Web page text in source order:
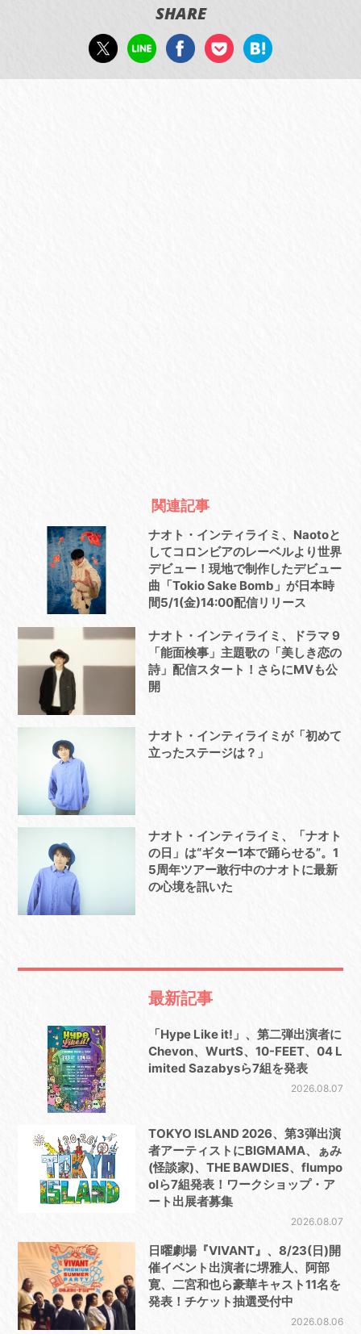
SHARE
関連記事
ナオト・インティライミ、Naotoと
してコロンビアのレーベルより世界
デビュー！現地で制作したデビュー
曲「Tokio Sake Bomb」が日本時
間5/1(金)14:00配信リリース
ナオト・インティライミ、ドラマ 9
「能面検事」主題歌の「美しき恋の
詩」配信スタート！さらにMVも公
開
ナオト・インティライミが「初めて
立ったステージは？」
ナオト・インティライミ、「ナオト
の日」は“ギター1本で踊らせる”。1
5周年ツアー敢行中のナオトに最新
の心境を訊いた
最新記事
「Hype Like it!」、第二弾出演者に
Chevon、WurtS、10-FEET、04 L
imited Sazabysら7組を発表
2026.08.07
TOKYO ISLAND 2026、第3弾出演
者アーティストにBIGMAMA、ぁみ
(怪談家)、THE BAWDIES、flumpo
olら7組発表！ワークショップ・ア
ート出展者募集
2026.08.07
日曜劇場『VIVANT』、8/23(日)開
催イベント出演者に堺雅人、阿部
寛、二宮和也ら豪華キャスト11名を
発表！チケット抽選受付中
2026.08.06